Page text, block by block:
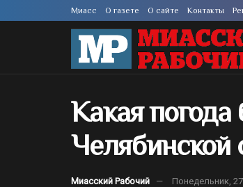
Миасс О газете О сайте Контакты
Какая погода
Челябинской
Миасский Рабочий Понедельник,